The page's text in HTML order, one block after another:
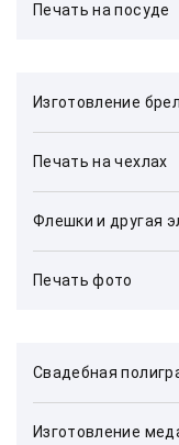
Печать на посуде
Изготовление
Печать на чехлах
Флешки и другая
Печать фото
Свадебная
Изготовление